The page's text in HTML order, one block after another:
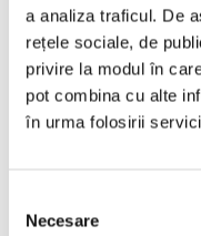
a analiza traficul. De
rețele sociale, de
privire la modul în
pot combina cu alte
în urma folosirii
consimțământului
Necesare